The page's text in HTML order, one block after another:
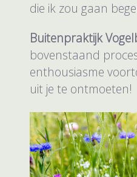
die ik zou gaan
Buitenpraktijk
bovenstaand
enthousiasme
uit je te ontmoeten!